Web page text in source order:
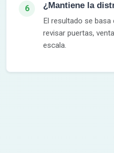
6 ¿Mantiene la
El resultado se
revisar puertas,
escala.